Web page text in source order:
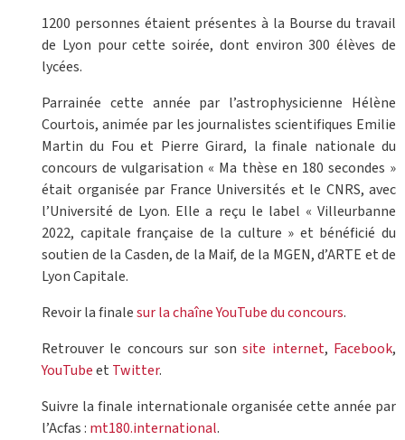
1200 personnes étaient présentes à la Bourse du travail
de Lyon pour cette soirée, dont environ 300 élèves de
lycées.
Parrainée cette année par l’astrophysicienne Hélène
Courtois, animée par les journalistes scientifiques Emilie
Martin du Fou et Pierre Girard, la finale nationale du
concours de vulgarisation « Ma thèse en 180 secondes »
était organisée par France Universités et le CNRS, avec
l’Université de Lyon. Elle a reçu le label « Villeurbanne
2022, capitale française de la culture » et bénéficié du
soutien de la Casden, de la Maif, de la MGEN, d’ARTE et de
Lyon Capitale.
Revoir la finalesur la chaîne YouTube du concours.
Retrouver le concours sur sonsite internet, Facebook,
YouTubeet Twitter.
Suivre la finale internationale organisée cette année par
l’Acfas : mt180.international.